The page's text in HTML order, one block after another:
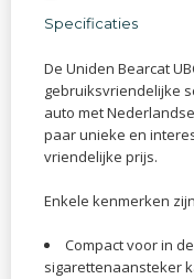
Specificaties
De Uniden Bearcat
gebruiksvriendelijke
auto met
paar unieke en
vriendelijke prijs.
Enkele kenmerken
Compact voor in
sigarettenaansteker